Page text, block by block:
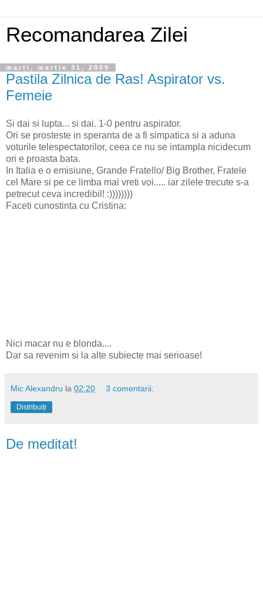
Recomandarea Zilei
marți, martie 31, 2009
Pastila Zilnica de Ras! Aspirator vs.
Femeie
Si dai si lupta... si dai. 1-0 pentru aspirator.
Ori se prosteste in speranta de a fi simpatica si a aduna
voturile telespectatorilor, ceea ce nu se intampla nicidecum
ori e proasta bata.
In Italia e o emisiune, Grande Fratello/ Big Brother, Fratele
cel Mare si pe ce limba mai vreti voi..... iar zilele trecute s-a
petrecut ceva incredibil! :))))))))
Faceti cunostinta cu Cristina:
Nici macar nu e blonda....
Dar sa revenim si la alte subiecte mai serioase!
Mic Alexandru la 02:20 3 comentarii:
Distribuiți
De meditat!